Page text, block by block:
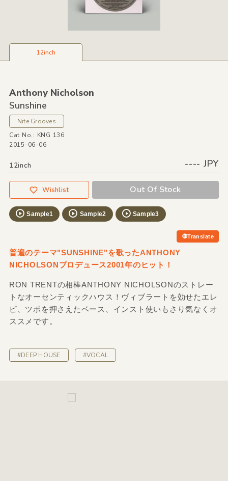
12inch
Anthony Nicholson
Sunshine
Nite Grooves
Cat No.: KNG 136
2015-06-06
12inch ---- JPY
Wishlist Out Of Stock
Sample1 Sample2 Sample3
Translate
普遍のテーマ"SUNSHINE"を歌ったANTHONY
NICHOLSONプロデュース2001年のヒット！
RON TRENTの相棒ANTHONY NICHOLSONのストレー
トなオーセンティックハウス！ヴィブラートを効せたエレ
ピ、ツボを押さえたベース、インスト使いもさり気なくオ
ススメです。
#DEEP HOUSE #VOCAL